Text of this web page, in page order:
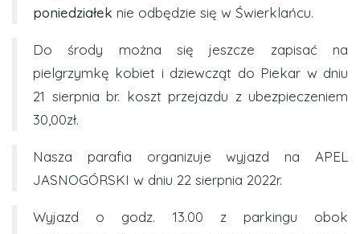
poniedziałek nie odbędzie się w Świerklańcu.
Do środy można się jeszcze zapisać na
pielgrzymkę kobiet i dziewcząt do Piekar w dniu
21 sierpnia br. koszt przejazdu z ubezpieczeniem
30,00zł.
Nasza parafia organizuje wyjazd na APEL
JASNOGÓRSKI w dniu 22 sierpnia 2022r.
Wyjazd o godz. 13.00 z parkingu obok